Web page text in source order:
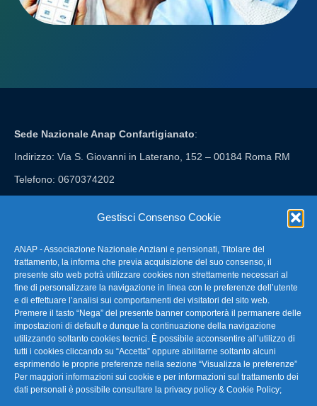
Gestisci Consenso Cookie
ANAP - Associazione Nazionale Anziani e pensionati, Titolare del
trattamento, la informa che previa acquisizione del suo consenso, il
presente sito web potrà utilizzare cookies non strettamente necessari al
fine di personalizzare la navigazione in linea con le preferenze dell’utente
e di effettuare l’analisi sui comportamenti dei visitatori del sito web.
Premere il tasto “Nega” del presente banner comporterà il permanere delle
impostazioni di default e dunque la continuazione della navigazione
utilizzando soltanto cookies tecnici. È possibile acconsentire all’utilizzo di
tutti i cookies cliccando su “Accetta” oppure abilitarne soltanto alcuni
esprimendo le proprie preferenze nella sezione “Visualizza le preferenze”
Per maggiori informazioni sui cookie e per informazioni sul trattamento dei
dati personali è possibile consultare la privacy policy & Cookie Policy;
Sede Nazionale Anap Confartigianato:
Indirizzo: Via S. Giovanni in Laterano, 152 – 00184 Roma RM
Telefono: 0670374202
FAQ – Domande Frequenti
La nostra Newsletter
Link Utili
TG Confartigianato
Privacy & Cookie Policy